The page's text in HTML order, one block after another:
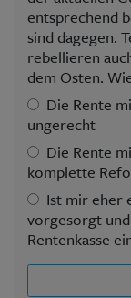
entsprechend
sind dagegen.
rebellieren
dem Osten.
Die Rente
ungerecht
Die Rente
komplette
Ist mir eher
vorgesorgt
Rentenkasse